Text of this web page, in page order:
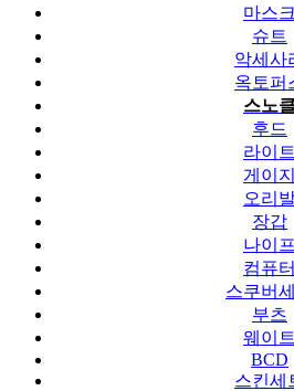
마스크
슈트
악세사
옥토퍼
스노
후드
라이트
게이지
오리
장갑
나이프
컴퓨터
스쿠버
부츠
웨이트
BCD
스킨세